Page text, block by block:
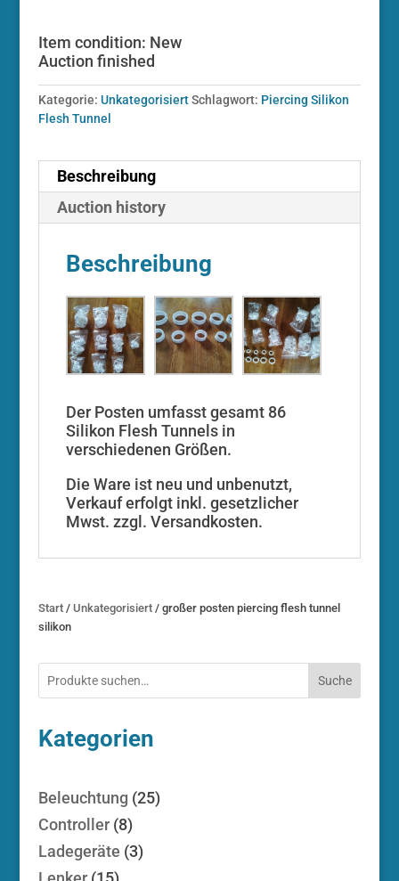
Item condition: New
Auction finished
Kategorie: Unkategorisiert Schlagwort: Piercing Silikon
Flesh Tunnel
Beschreibung
Auction history
Beschreibung
Der Posten umfasst gesamt 86
Silikon Flesh Tunnels in
verschiedenen Größen.
Die Ware ist neu und unbenutzt,
Verkauf erfolgt inkl. gesetzlicher
Mwst. zzgl. Versandkosten.
Start/ Unkategorisiert/ großer posten piercing flesh tunnel
silikon
Suche
Kategorien
Beleuchtung 2525
Controller 88
Produkte
Ladegeräte 33